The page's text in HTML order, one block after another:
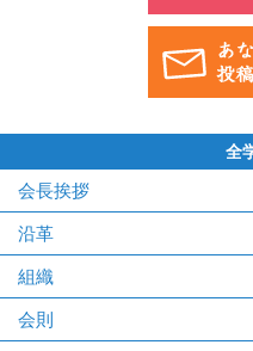
全
会長挨拶
沿革
組織
会則